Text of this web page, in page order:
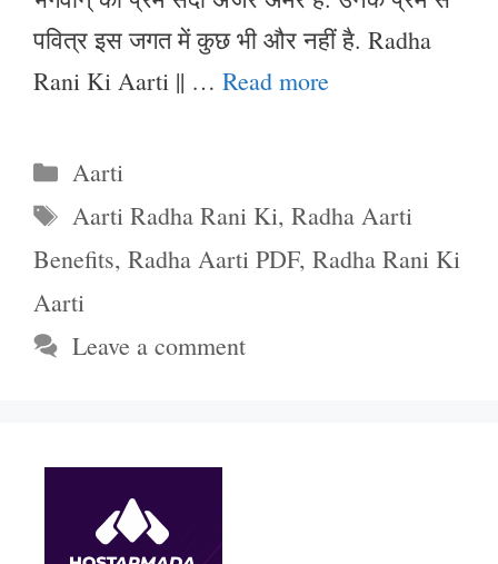
पवित्र इस जगत में कुछ भी और नहीं है. Radha
Rani Ki Aarti || … Read more
Categories
Aarti
Tags
Aarti Radha Rani Ki,Radha Aarti
Benefits, Radha Aarti PDF, Radha Rani Ki
Aarti
Leave a comment